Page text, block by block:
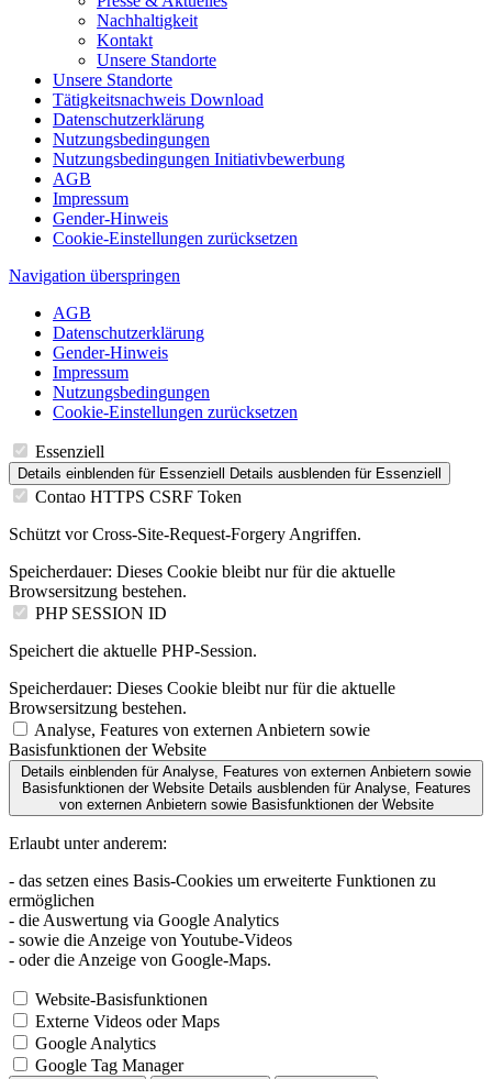
Nachhaltigkeit
Kontakt
Unsere Standorte
Unsere Standorte
Tätigkeitsnachweis Download
Datenschutzerklärung
Nutzungsbedingungen
Nutzungsbedingungen Initiativbewerbung
AGB
Impressum
Gender-Hinweis
Cookie-Einstellungen zurücksetzen
Navigation überspringen
AGB
Datenschutzerklärung
Gender-Hinweis
Impressum
Nutzungsbedingungen
Cookie-Einstellungen zurücksetzen
Essenziell
Details einblenden für Essenziell Details ausblenden für Essenziell
Contao HTTPS CSRF Token
Schützt vor Cross-Site-Request-Forgery Angriffen.
Speicherdauer: Dieses Cookie bleibt nur für die aktuelle
Browsersitzung bestehen.
PHP SESSION ID
Speichert die aktuelle PHP-Session.
Speicherdauer: Dieses Cookie bleibt nur für die aktuelle
Browsersitzung bestehen.
Analyse, Features von externen Anbietern sowie
Basisfunktionen der Website
Details einblenden für Analyse, Features von externen Anbietern sowie
Basisfunktionen der Website Details ausblendenfür Analyse, Features
von externen Anbietern sowie Basisfunktionen der Website
Erlaubt unter anderem:
- das setzen eines Basis-Cookies um erweiterte Funktionen zu
ermöglichen
- die Auswertung via Google Analytics
- sowie die Anzeige von Youtube-Videos
- oder die Anzeige von Google-Maps.
Website-Basisfunktionen
Externe Videos oder Maps
Google Analytics
Google Tag Manager